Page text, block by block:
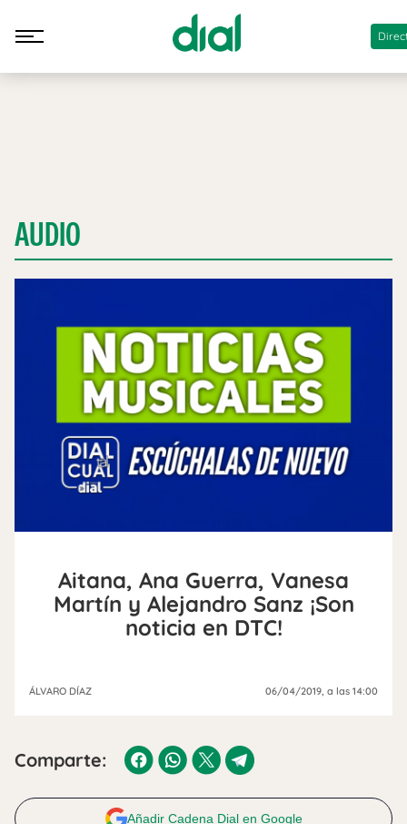
AUDIO
Aitana, Ana Guerra, Vanesa
Martín y Alejandro Sanz ¡Son
noticia en DTC!
ÁLVARO DÍAZ 06/04/2019 , a las 14:00
Comparte:
Añadir Cadena Dial en Google